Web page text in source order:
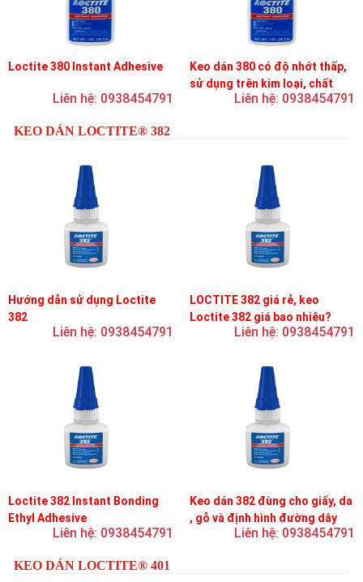
Loctite 380 Instant Adhesive
Liên hệ: 0938454791
Keo dán 380 có độ nhớt thấp,
sử dụng trên kim loại, chất
đàn hồi và nhựaLiên hệ: 0938454791
KEO DÁN LOCTITE® 382
Hướng dẫn sử dụng Loctite
382
Liên hệ: 0938454791
LOCTITE 382 giá rẻ, keo
Loctite 382 giá bao nhiêu?
Liên hệ: 0938454791
Loctite 382 Instant Bonding
Ethyl Adhesive
Liên hệ: 0938454791
Keo dán 382 đùng cho giấy, da
, gỗ và định hình đường dây
trên bản mạchLiên hệ: 0938454791
KEO DÁN LOCTITE® 401